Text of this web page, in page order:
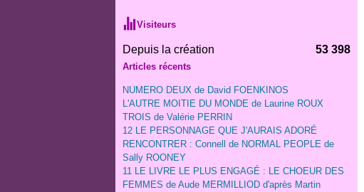
Visiteurs
Depuis la création 53 398
Articles récents
NUMERO DEUX de David FOENKINOS
L'AUTRE MOITIE DU MONDE de Laurine ROUX
TROIS de Valérie PERRIN
12 LE PERSONNAGE QUE J'AURAIS ADORÉ
RENCONTRER : Connell de NORMAL PEOPLE de
Sally ROONEY
11 LE LIVRE LE PLUS ENGAGÉ : LE CHOEUR DES
FEMMES de Aude MERMILLIOD d'après Martin